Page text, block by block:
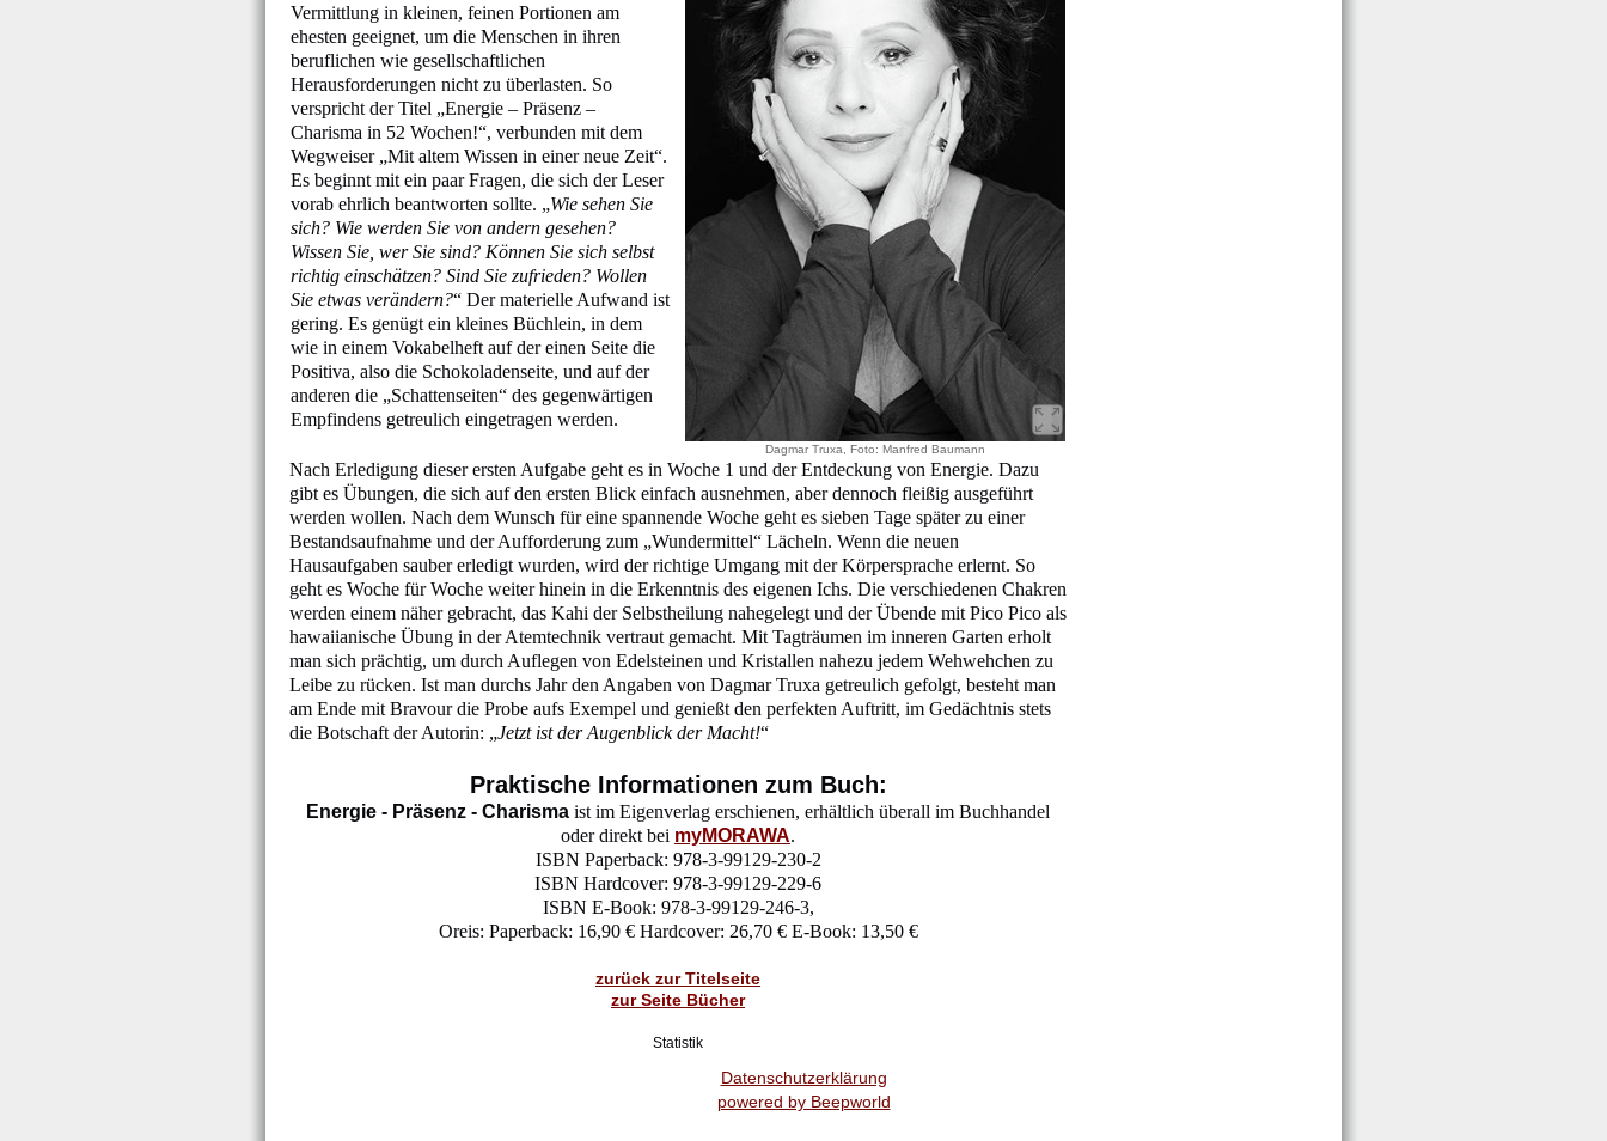
Vermittlung in kleinen, feinen Portionen am
ehesten geeignet, um die Menschen in ihren
beruflichen wie gesellschaftlichen
Herausforderungen nicht zu überlasten. So
verspricht der Titel „Energie – Präsenz –
Charisma in 52 Wochen!“, verbunden mit dem
Wegweiser „Mit altem Wissen in einer neue Zeit“.
Es beginnt mit ein paar Fragen, die sich der Leser
vorab ehrlich beantworten sollte. „Wie sehen Sie
sich? Wie werden Sie von andern gesehen?
Wissen Sie, wer Sie sind? Können Sie sich selbst
richtig einschätzen? Sind Sie zufrieden? Wollen
Sie etwas verändern?“ Der materielle Aufwand ist
gering. Es genügt ein kleines Büchlein, in dem
wie in einem Vokabelheft auf der einen Seite die
Positiva, also die Schokoladenseite, und auf der
anderen die „Schattenseiten“ des gegenwärtigen
Empfindens getreulich eingetragen werden.
Dagmar Truxa, Foto: Manfred Baumann
Nach Erledigung dieser ersten Aufgabe geht es in Woche 1 und der Entdeckung von Energie. Dazu
gibt es Übungen, die sich auf den ersten Blick einfach ausnehmen, aber dennoch fleißig ausgeführt
werden wollen. Nach dem Wunsch für eine spannende Woche geht es sieben Tage später zu einer
Bestandsaufnahme und der Aufforderung zum „Wundermittel“ Lächeln. Wenn die neuen
Hausaufgaben sauber erledigt wurden, wird der richtige Umgang mit der Körpersprache erlernt. So
geht es Woche für Woche weiter hinein in die Erkenntnis des eigenen Ichs. Die verschiedenen Chakren
werden einem näher gebracht, das Kahi der Selbstheilung nahegelegt und der Übende mit Pico Pico als
hawaiianische Übung in der Atemtechnik vertraut gemacht. Mit Tagträumen im inneren Garten erholt
man sich prächtig, um durch Auflegen von Edelsteinen und Kristallen nahezu jedem Wehwehchen zu
Leibe zu rücken. Ist man durchs Jahr den Angaben von Dagmar Truxa getreulich gefolgt, besteht man
am Ende mit Bravour die Probe aufs Exempel und genießt den perfekten Auftritt, im Gedächtnis stets
die Botschaft der Autorin: „Jetzt ist der Augenblick der Macht!“
Praktische Informationen zum Buch:
Energie - Präsenz - Charisma ist im Eigenverlag erschienen, erhältlich überall im Buchhandel
oder direkt bei myMORAWA.
ISBN Paperback: 978-3-99129-230-2
ISBN Hardcover: 978-3-99129-229-6
ISBN E-Book: 978-3-99129-246-3,
Oreis: Paperback: 16,90 € Hardcover: 26,70 € E-Book: 13,50 €
zurück zur Titelseite
zur Seite Bücher
Statistik
Datenschutzerklärung
powered by Beepworld